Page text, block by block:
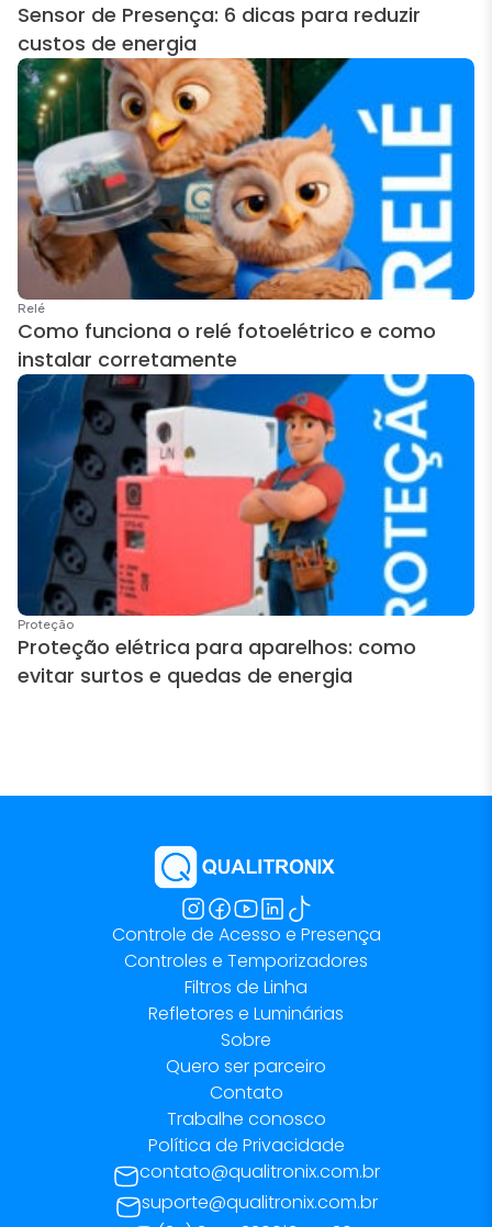
Sensor de Presença: 6 dicas para reduzir
custos de energia
Relé
Como funciona o relé fotoelétrico e como
instalar corretamente
Proteção
Proteção elétrica para aparelhos: como
evitar surtos e quedas de energia
Controle de Acesso e Presença
Controles e Temporizadores
Filtros de Linha
Refletores e Luminárias
Sobre
Quero ser parceiro
Contato
Trabalhe conosco
Política de Privacidade
contato@qualitronix.com.br
suporte@qualitronix.com.br